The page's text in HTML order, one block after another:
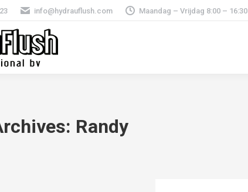
info@hydrauflush.com Maandag – Vrijdag 8:00 – 16:30
Randy